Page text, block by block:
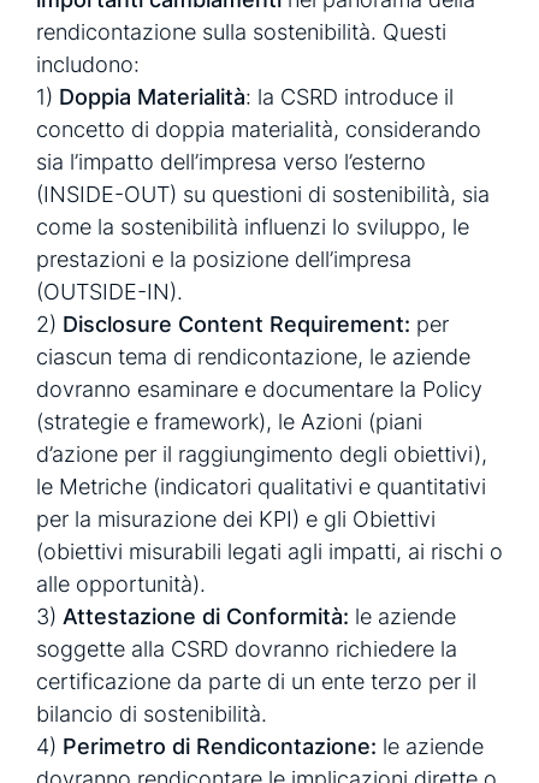
rendicontazione sulla sostenibilità. Questi
includono:
1) Doppia Materialità: la CSRD introduce il
concetto di doppia materialità, considerando
sia l’impatto dell’impresa verso l’esterno
(INSIDE-OUT) su questioni di sostenibilità, sia
come la sostenibilità influenzi lo sviluppo, le
prestazioni e la posizione dell’impresa
(OUTSIDE-IN).
2) Disclosure Content Requirement: per
ciascun tema di rendicontazione, le aziende
dovranno esaminare e documentare la Policy
(strategie e framework), le Azioni (piani
d’azione per il raggiungimento degli obiettivi),
le Metriche (indicatori qualitativi e quantitativi
per la misurazione dei KPI) e gli Obiettivi
(obiettivi misurabili legati agli impatti, ai rischi o
alle opportunità).
3) Attestazione di Conformità: le aziende
soggette alla CSRD dovranno richiedere la
certificazione da parte di un ente terzo per il
bilancio di sostenibilità.
4) Perimetro di Rendicontazione: le aziende